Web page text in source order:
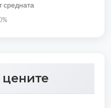
средната